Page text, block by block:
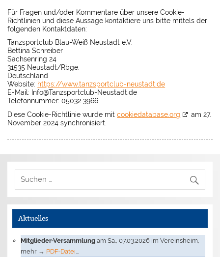
Für Fragen und/oder Kommentare über unsere Cookie-
Richtlinien und diese Aussage kontaktiere uns bitte mittels der
folgenden Kontaktdaten:
Tanzsportclub Blau-Weiß Neustadt e.V.
Bettina Schreiber
Sachsenring 24
31535 Neustadt/Rbge.
Deutschland
Website: https://www.tanzsportclub-neustadt.de
E-Mail: Info@Tanzsportclub-Neustadt.de
Telefonnummer: 05032 3966
Diese Cookie-Richtlinie wurde mitcookiedatabase.org
am 27.
November 2024 synchronisiert.
Aktuelles
Mitglieder-Versammlungam Sa., 07.03.2026 im Vereinsheim,
mehr → PDF-Datei